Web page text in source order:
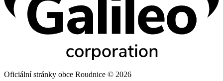
Oficiální stránky obce Roudnice © 2026